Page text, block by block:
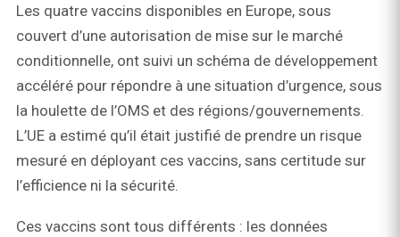
Les quatre vaccins disponibles en Europe, sous
couvert d’une autorisation de mise sur le marché
conditionnelle, ont suivi un schéma de développement
accéléré pour répondre à une situation d’urgence, sous
la houlette de l’OMS et des régions/gouvernements.
L’UE a estimé qu’il était justifié de prendre un risque
mesuré en déployant ces vaccins, sans certitude sur
l’efficience ni la sécurité.
Ces vaccins sont tous différents : les données